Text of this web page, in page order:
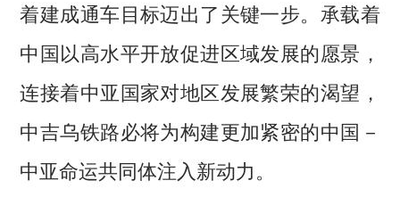
着建成通车目标迈出了关键一步。承载着
中国以高水平开放促进区域发展的愿景，
连接着中亚国家对地区发展繁荣的渴望，
中吉乌铁路必将为构建更加紧密的中国－
中亚命运共同体注入新动力。